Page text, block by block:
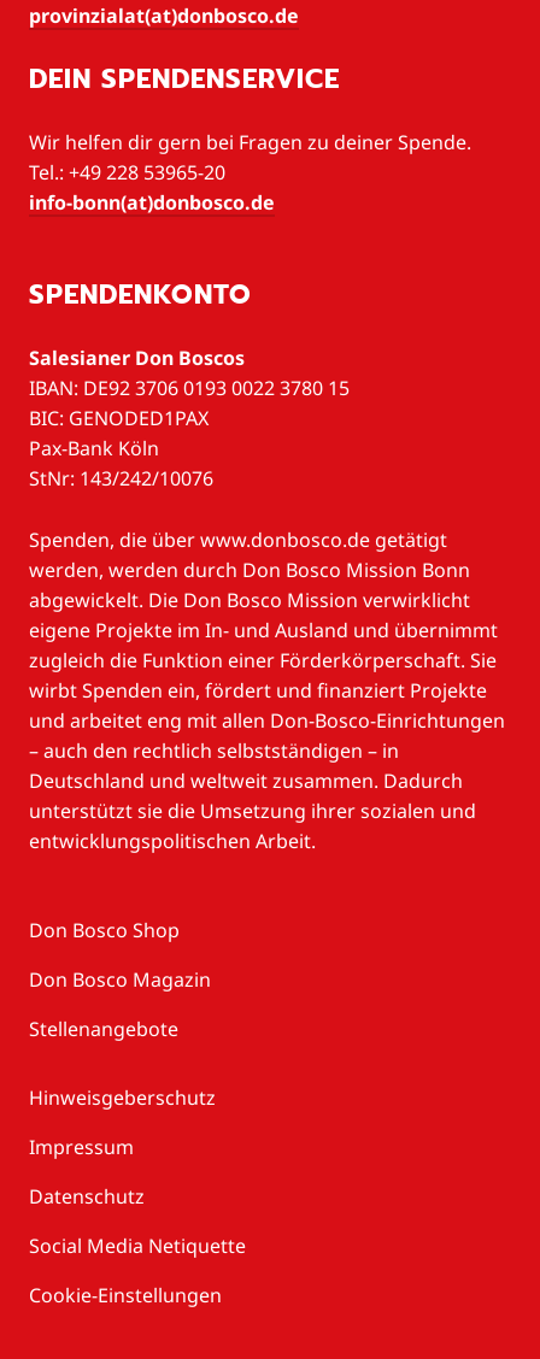
provinzialat(at)donbosco.de
DEIN SPENDENSERVICE
Wir helfen dir gern bei Fragen zu deiner Spende.
Tel.: +49 228 53965-20
info-bonn(at)donbosco.de
SPENDENKONTO
Salesianer Don Boscos
IBAN: DE92 3706 0193 0022 3780 15
BIC: GENODED1PAX
Pax-Bank Köln
StNr: 143/242/10076
Spenden, die über www.donbosco.de getätigt
werden, werden durch Don Bosco Mission Bonn
abgewickelt. Die Don Bosco Mission verwirklicht
eigene Projekte im In- und Ausland und übernimmt
zugleich die Funktion einer Förderkörperschaft. Sie
wirbt Spenden ein, fördert und finanziert Projekte
und arbeitet eng mit allen Don-Bosco-Einrichtungen
– auch den rechtlich selbstständigen – in
Deutschland und weltweit zusammen. Dadurch
unterstützt sie die Umsetzung ihrer sozialen und
entwicklungspolitischen Arbeit.
Don Bosco Shop
Don Bosco Magazin
Stellenangebote
Hinweisgeberschutz
Impressum
Datenschutz
Social Media Netiquette
Cookie-Einstellungen